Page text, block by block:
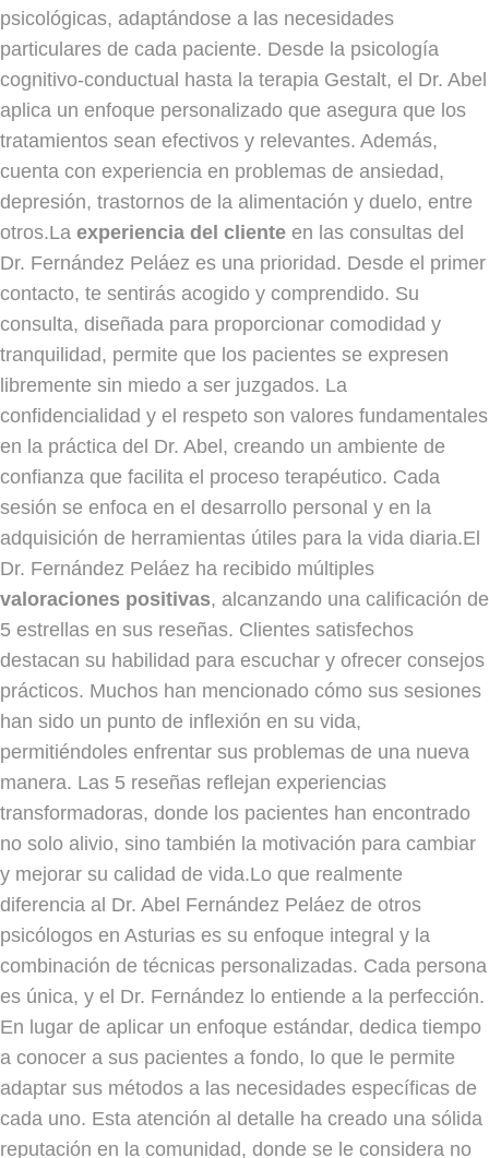
psicológicas, adaptándose a las necesidades
particulares de cada paciente. Desde la psicología
cognitivo-conductual hasta la terapia Gestalt, el Dr. Abel
aplica un enfoque personalizado que asegura que los
tratamientos sean efectivos y relevantes. Además,
cuenta con experiencia en problemas de ansiedad,
depresión, trastornos de la alimentación y duelo, entre
otros.La experiencia del cliente en las consultas del
Dr. Fernández Peláez es una prioridad. Desde el primer
contacto, te sentirás acogido y comprendido. Su
consulta, diseñada para proporcionar comodidad y
tranquilidad, permite que los pacientes se expresen
libremente sin miedo a ser juzgados. La
confidencialidad y el respeto son valores fundamentales
en la práctica del Dr. Abel, creando un ambiente de
confianza que facilita el proceso terapéutico. Cada
sesión se enfoca en el desarrollo personal y en la
adquisición de herramientas útiles para la vida diaria.El
Dr. Fernández Peláez ha recibido múltiples
valoraciones positivas, alcanzando una calificación de
5 estrellas en sus reseñas. Clientes satisfechos
destacan su habilidad para escuchar y ofrecer consejos
prácticos. Muchos han mencionado cómo sus sesiones
han sido un punto de inflexión en su vida,
permitiéndoles enfrentar sus problemas de una nueva
manera. Las 5 reseñas reflejan experiencias
transformadoras, donde los pacientes han encontrado
no solo alivio, sino también la motivación para cambiar
y mejorar su calidad de vida.Lo que realmente
diferencia al Dr. Abel Fernández Peláez de otros
psicólogos en Asturias es su enfoque integral y la
combinación de técnicas personalizadas. Cada persona
es única, y el Dr. Fernández lo entiende a la perfección.
En lugar de aplicar un enfoque estándar, dedica tiempo
a conocer a sus pacientes a fondo, lo que le permite
adaptar sus métodos a las necesidades específicas de
cada uno. Esta atención al detalle ha creado una sólida
reputación en la comunidad, donde se le considera no